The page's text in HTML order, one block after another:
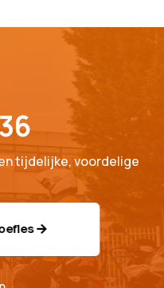
tijdelijke, voordelige